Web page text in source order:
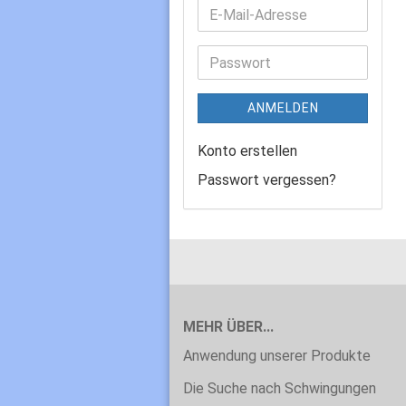
ANMELDEN
Konto erstellen
Passwort vergessen?
MEHR ÜBER...
Anwendung unserer Produkte
Die Suche nach Schwingungen